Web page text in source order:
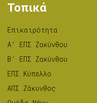
Τοπικά
Επικαιρότητα
A’ ΕΠΣ Ζακύνθου
B’ ΕΠΣ Ζακύνθου
ΕΠΣ Κύπελλο
ΑΠΣ Ζάκυνθος